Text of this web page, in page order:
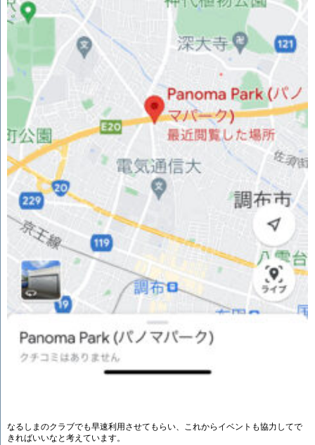
なるしまのクラブでも早速利用させてもらい、これからイベントも協力してで
きればいいなと考えています。